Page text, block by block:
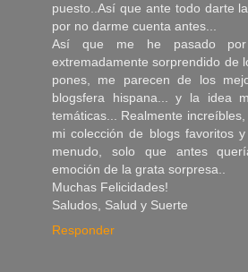
puesto..Así que ante todo darte
por no darme cuenta antes...
Así que me he pasado
extremadamente sorprendido de
pones, me parecen de los
blogsfera hispana... y la idea
temáticas... Realmente
mi colección de blogs favoritos
menudo, solo que antes
emoción de la grata sorpresa..
Muchas Felicidades!
Saludos, Salud y Suerte
Responder